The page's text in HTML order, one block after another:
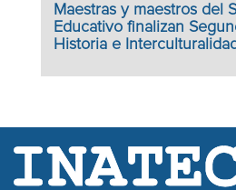
Maestras y maestros del
Educativo finalizan
Historia e Interculturalidad